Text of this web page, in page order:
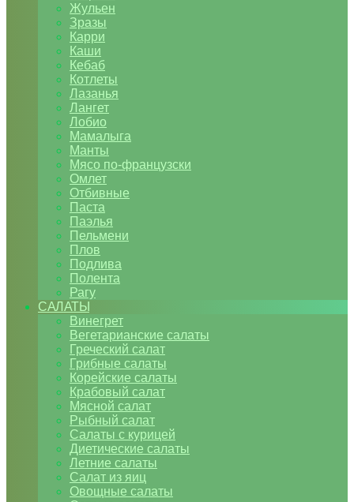
Жульен
Зразы
Карри
Каши
Кебаб
Котлеты
Лазанья
Лангет
Лобио
Мамалыга
Манты
Мясо по-французски
Омлет
Отбивные
Паста
Паэлья
Пельмени
Плов
Подлива
Полента
Рагу
САЛАТЫ
Винегрет
Вегетарианские салаты
Греческий салат
Грибные салаты
Корейские салаты
Крабовый салат
Мясной салат
Рыбный салат
Салаты с курицей
Диетические салаты
Летние салаты
Салат из яиц
Овощные салаты